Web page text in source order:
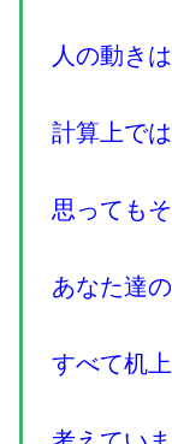
人の動き
計算上で
思っても
あなた達
すべて机